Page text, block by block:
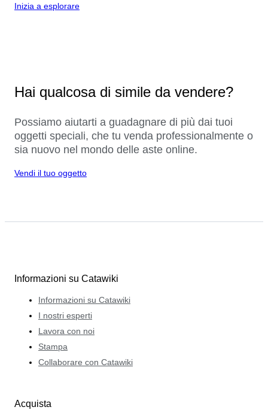
Inizia a esplorare
Hai qualcosa di simile da vendere?
Possiamo aiutarti a guadagnare di più dai tuoi
oggetti speciali, che tu venda professionalmente o
sia nuovo nel mondo delle aste online.
Vendi il tuo oggetto
Informazioni su Catawiki
Informazioni su Catawiki
I nostri esperti
Lavora con noi
Stampa
Collaborare con Catawiki
Acquista